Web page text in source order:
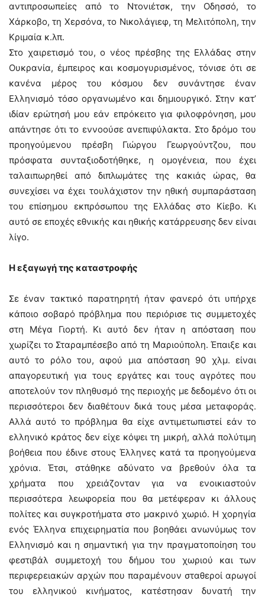
αντιπροσωπείες από το Ντονιέτσκ, την Οδησσό, το
Χάρκοβο, τη Χερσόνα, το Νικολάγιεφ, τη Μελιτόπολη, την
Κριμαία κ.λπ.
Στο χαιρετισμό του, ο νέος πρέσβης της Ελλάδας στην
Ουκρανία, έμπειρος και κοσμογυρισμένος, τόνισε ότι σε
κανένα μέρος του κόσμου δεν συνάντησε έναν
Ελληνισμό τόσο οργανωμένο και δημιουργικό. Στην κατ’
ιδίαν ερώτησή μου εάν επρόκειτο για φιλοφρόνηση, μου
απάντησε ότι το εννοούσε ανεπιφύλακτα. Στο δρόμο του
προηγούμενου πρέσβη Γιώργου Γεωργούντζου, που
πρόσφατα συνταξιοδοτήθηκε, η ομογένεια, που έχει
ταλαιπωρηθεί από διπλωμάτες της κακιάς ώρας, θα
συνεχίσει να έχει τουλάχιστον την ηθική συμπαράσταση
του επίσημου εκπρόσωπου της Ελλάδας στο Κίεβο. Κι
αυτό σε εποχές εθνικής και ηθικής κατάρρευσης δεν είναι
λίγο.
Η εξαγωγή της καταστροφής
Σε έναν τακτικό παρατηρητή ήταν φανερό ότι υπήρχε
κάποιο σοβαρό πρόβλημα που περιόρισε τις συμμετοχές
στη Μέγα Γιορτή. Κι αυτό δεν ήταν η απόσταση που
χωρίζει το Σταραμπέσεβο από τη Μαριούπολη. Έπαιξε και
αυτό το ρόλο του, αφού μια απόσταση 90 χλμ. είναι
απαγορευτική για τους εργάτες και τους αγρότες που
αποτελούν τον πληθυσμό της περιοχής με δεδομένο ότι οι
περισσότεροι δεν διαθέτουν δικά τους μέσα μεταφοράς.
Αλλά αυτό το πρόβλημα θα είχε αντιμετωπιστεί εάν το
ελληνικό κράτος δεν είχε κόψει τη μικρή, αλλά πολύτιμη
βοήθεια που έδινε στους Έλληνες κατά τα προηγούμενα
χρόνια. Έτσι, στάθηκε αδύνατο να βρεθούν όλα τα
χρήματα που χρειάζονταν για να ενοικιαστούν
περισσότερα λεωφορεία που θα μετέφεραν κι άλλους
πολίτες και συγκροτήματα στο μακρινό χωριό. Η χορηγία
ενός Έλληνα επιχειρηματία που βοηθάει ανωνύμως τον
Ελληνισμό και η σημαντική για την πραγματοποίηση του
φεστιβάλ συμμετοχή του δήμου του χωριού και των
περιφερειακών αρχών που παραμένουν σταθεροί αρωγοί
του ελληνικού κινήματος, κατέστησαν δυνατή την